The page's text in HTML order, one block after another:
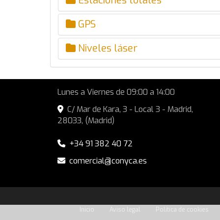
GPS
Niveles láser
Lunes a Viernes de 09:00 a 14:00
C/ Mar de Kara, 3 - Local 3 - Madrid,
28033, (Madrid)
+34 91 382 40 72
comercial
conyca.es
Inicio Aviso legal Política de cookies